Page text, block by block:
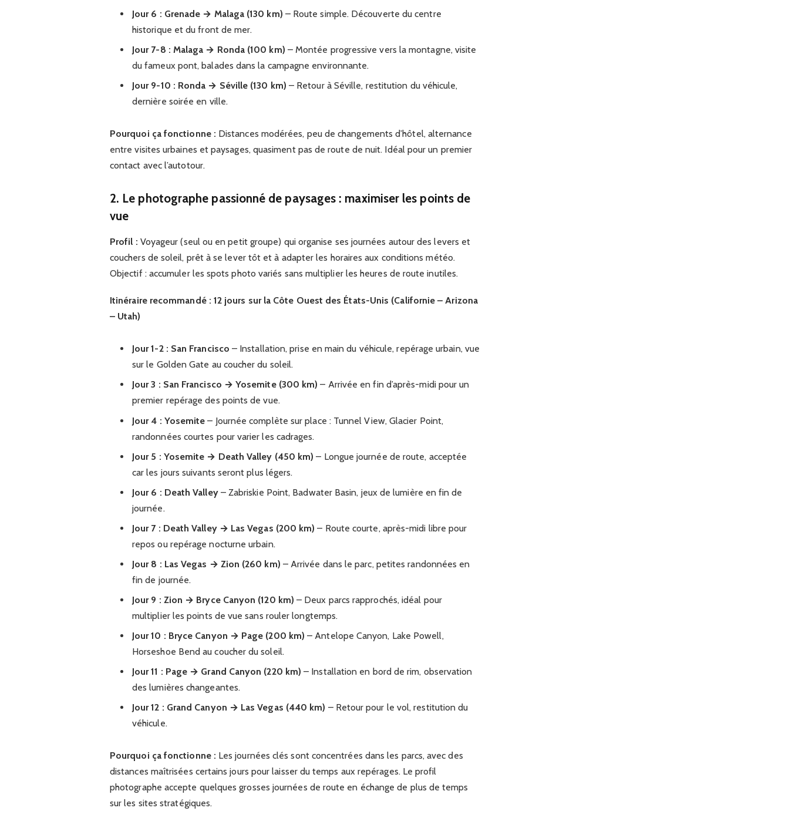
Jour 6 : Grenade → Malaga (130 km) – Route simple. Découverte du centre
historique et du front de mer.
Jour 7-8 : Malaga → Ronda (100 km) – Montée progressive vers la montagne, visite
du fameux pont, balades dans la campagne environnante.
Jour 9-10 : Ronda → Séville (130 km) – Retour à Séville, restitution du véhicule,
dernière soirée en ville.
Pourquoi ça fonctionne : Distances modérées, peu de changements d’hôtel, alternance
entre visites urbaines et paysages, quasiment pas de route de nuit. Idéal pour un premier
contact avec l’autotour.
2. Le photographe passionné de paysages : maximiser les points de
vue
Profil : Voyageur (seul ou en petit groupe) qui organise ses journées autour des levers et
couchers de soleil, prêt à se lever tôt et à adapter les horaires aux conditions météo.
Objectif : accumuler les spots photo variés sans multiplier les heures de route inutiles.
Itinéraire recommandé : 12 jours sur la Côte Ouest des États-Unis (Californie – Arizona
– Utah)
Jour 1-2 : San Francisco – Installation, prise en main du véhicule, repérage urbain, vue
sur le Golden Gate au coucher du soleil.
Jour 3 : San Francisco → Yosemite (300 km) – Arrivée en fin d’après-midi pour un
premier repérage des points de vue.
Jour 4 : Yosemite – Journée complète sur place : Tunnel View, Glacier Point,
randonnées courtes pour varier les cadrages.
Jour 5 : Yosemite → Death Valley (450 km) – Longue journée de route, acceptée
car les jours suivants seront plus légers.
Jour 6 : Death Valley– Zabriskie Point, Badwater Basin, jeux de lumière en fin de
journée.
Jour 7 : Death Valley → Las Vegas (200 km) – Route courte, après-midi libre pour
repos ou repérage nocturne urbain.
Jour 8 : Las Vegas → Zion (260 km) – Arrivée dans le parc, petites randonnées en
fin de journée.
Jour 9 : Zion → Bryce Canyon (120 km) – Deux parcs rapprochés, idéal pour
multiplier les points de vue sans rouler longtemps.
Jour 10 : Bryce Canyon → Page (200 km) – Antelope Canyon, Lake Powell,
Horseshoe Bend au coucher du soleil.
Jour 11 : Page → Grand Canyon (220 km) – Installation en bord de rim, observation
des lumières changeantes.
Jour 12 : Grand Canyon → Las Vegas (440 km) – Retour pour le vol, restitution du
véhicule.
Pourquoi ça fonctionne : Les journées clés sont concentrées dans les parcs, avec des
distances maîtrisées certains jours pour laisser du temps aux repérages. Le profil
photographe accepte quelques grosses journées de route en échange de plus de temps
sur les sites stratégiques.